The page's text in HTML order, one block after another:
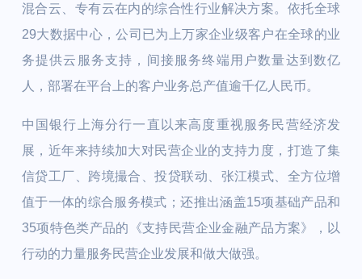
混合云、专有云在内的综合性行业解决方案。依托全球
29大数据中心，公司已为上万家企业级客户在全球的业
务提供云服务支持，间接服务终端用户数量达到数亿
人，部署在平台上的客户业务总产值逾千亿人民币。
中国银行上海分行一直以来高度重视服务民营经济发
展，近年来持续加大对民营企业的支持力度，打造了集
信贷工厂、跨境撮合、投贷联动、张江模式、全方位增
值于一体的综合服务模式；还推出涵盖15项基础产品和
35项特色类产品的《支持民营企业金融产品方案》，以
行动的力量服务民营企业发展和做大做强。